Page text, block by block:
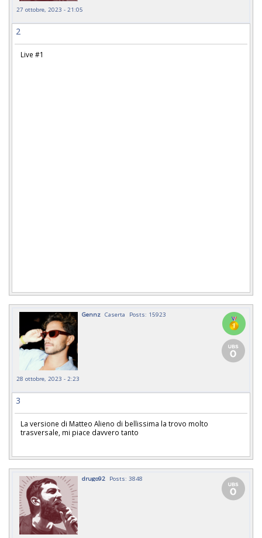
27 ottobre, 2023 - 21:05
2
Live #1
Gennz Caserta Posts: 15923
28 ottobre, 2023 - 2:23
3
La versione di Matteo Alieno di bellissima la trovo molto
trasversale, mi piace davvero tanto
drugo92 Posts: 3848